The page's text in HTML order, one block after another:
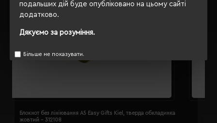
подальших дій буде опубліковано на цьому сайті
додатково.
Дякуємо за розуміння.
Більше не показувати.
Блокнот без лініювання A5 Easy Gifts Kiel, тверда обкладинка
жовтий - 312108